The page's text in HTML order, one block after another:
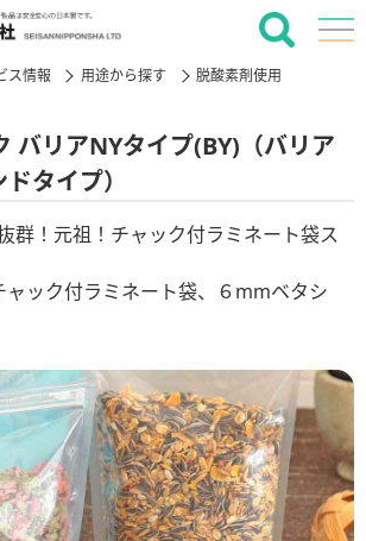
ス情報 用途から探す 脱酸素剤使用
バリアNYタイプ(BY)（バリア
タイプ）
群！元祖！チャック付ラミネート袋ス
ャック付ラミネート袋、６mmベタシ